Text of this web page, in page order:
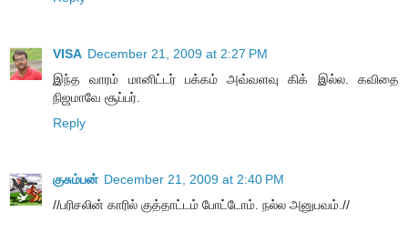
VISA December 21, 2009 at 2:27 PM
இந்த வாரம் மானிட்டர் பக்கம் அவ்வளவு கிக் இல்ல. கவிதை
நிஜமாவே சூப்பர்.
Reply
குசும்பன் December 21, 2009 at 2:40 PM
//பரிசலின் காரில் குத்தாட்டம் போட்டோம். நல்ல அனுபவம்.//